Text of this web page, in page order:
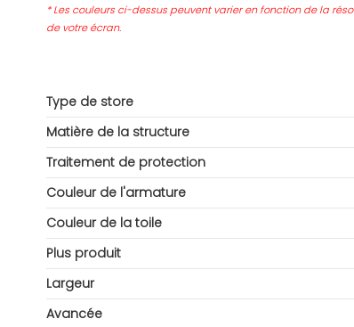
* Les couleurs ci-dessus peuvent varier en fonction de la
de votre écran.
Type de store
Matière de la structure
Traitement de protection
Couleur de l'armature
Couleur de la toile
Plus produit
Largeur
Avancée